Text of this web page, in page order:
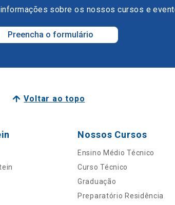
sobre os nossos cursos e
Preencha o formulário
Voltar ao topo
Nossos Cursos
Ensino Médio Técnico
Curso Técnico
Graduação
Preparatório Residência